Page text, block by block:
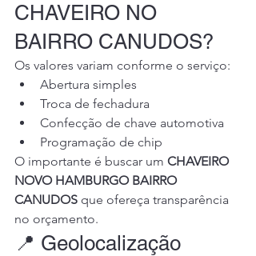
CHAVEIRO NO
BAIRRO CANUDOS?
Os valores variam conforme o serviço:
Abertura simples
Troca de fechadura
Confecção de chave automotiva
Programação de chip
O importante é buscar um CHAVEIRO
NOVO HAMBURGO BAIRRO
CANUDOS que ofereça transparência
no orçamento.
📍 Geolocalização